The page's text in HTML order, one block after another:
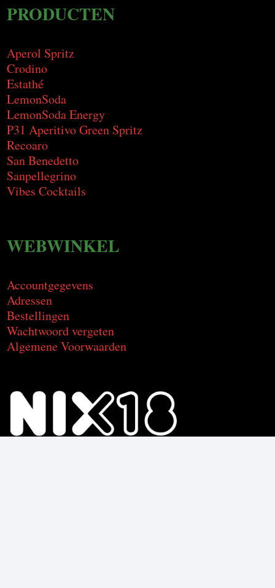
PRODUCTEN
Aperol Spritz
Crodino
Estathé
LemonSoda
LemonSoda Energy
P31 Aperitivo Green Spritz
Recoaro
San Benedetto
Sanpellegrino
Vibes Cocktails
WEBWINKEL
Accountgegevens
Adressen
Bestellingen
Wachtwoord vergeten
Algemene Voorwaarden